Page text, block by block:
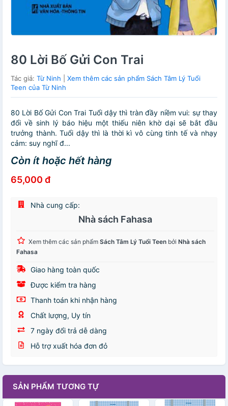
80 Lời Bố Gửi Con Trai
Tác giả: Từ Ninh
Xem thêm các sản phẩm Sách Tâm Lý Tuổi
Teen của Từ Ninh
80 Lời Bố Gửi Con Trai Tuổi dậy thì tràn đầy niềm vui: sự thay
đổi về sinh lý báo hiệu một thiếu niên khờ dại sẽ bắt đầu
trưởng thành. Tuổi dậy thì là thời kì vô cùng tinh tế và nhạy
cảm: suy nghĩ đ...
Còn ít hoặc hết hàng
65,000 đ
Nhà cung cấp:
Nhà sách Fahasa
Xem thêm các sản phẩm Sách Tâm Lý Tuổi Teen bởi Nhà sách
Fahasa
Giao hàng toàn quốc
Được kiểm tra hàng
Thanh toán khi nhận hàng
Chất lượng, Uy tín
7 ngày đổi trả dễ dàng
Hỗ trợ xuất hóa đơn đỏ
SẢN PHẨM TƯƠNG TỰ